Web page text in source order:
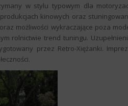
w stylu typowym dla
kinowych oraz
możliwości wykraczające poza
rolnictwie trend tuningu.
przez Retro-Xiężanki.